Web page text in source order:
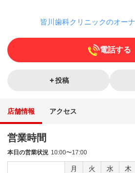
皆川歯科クリニックのオー
電話する
投稿
店舗情報 アクセス
営業時間
本日の営業状況 10:00〜17:00
月 火 水 木